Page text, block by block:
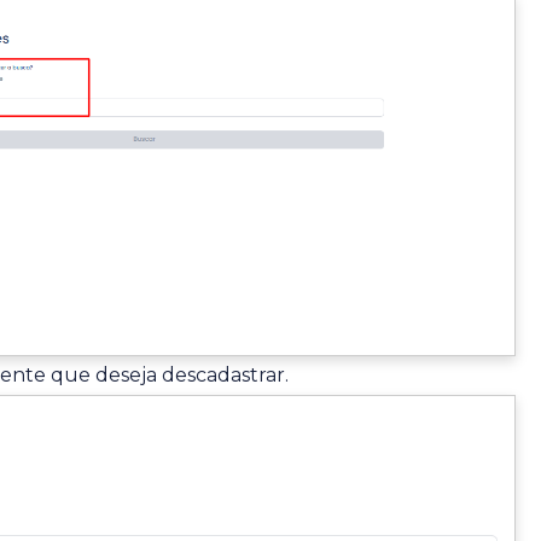
que deseja descadastrar.